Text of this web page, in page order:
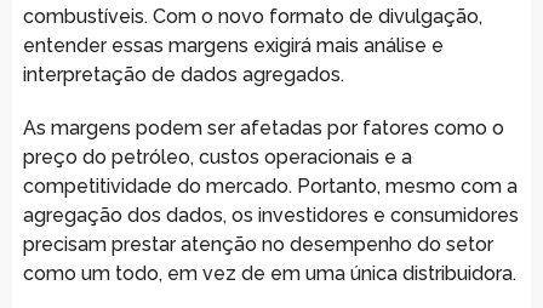
combustíveis. Com o novo formato de divulgação,
entender essas margens exigirá mais análise e
interpretação de dados agregados.
As margens podem ser afetadas por fatores como o
preço do petróleo, custos operacionais e a
competitividade do mercado. Portanto, mesmo com a
agregação dos dados, os investidores e consumidores
precisam prestar atenção no desempenho do setor
como um todo, em vez de em uma única distribuidora.